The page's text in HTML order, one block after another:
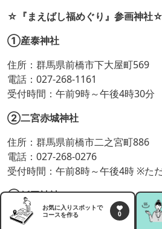
☆『まえばし福めぐり』参画神社☆
①産泰神社
住所：群馬県前橋市下大屋町569
電話：027-268-1161
受付時間：午前9時～午後4時30分
②二宮赤城神社
住所：群馬県前橋市二之宮町886
電話：027-268-0276
受付時間：午前8時～午後4時 ※た
③飯玉神社
住所：群馬県前橋市広瀬町2-28-1
お気に入りスポットで
コースを作る
0